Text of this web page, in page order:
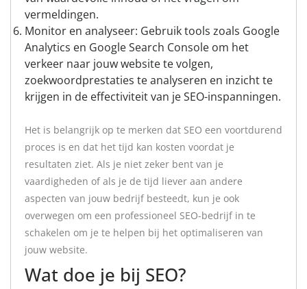
vermeldingen.
Monitor en analyseer: Gebruik tools zoals Google
Analytics en Google Search Console om het
verkeer naar jouw website te volgen,
zoekwoordprestaties te analyseren en inzicht te
krijgen in de effectiviteit van je SEO-inspanningen.
Het is belangrijk op te merken dat SEO een voortdurend
proces is en dat het tijd kan kosten voordat je
resultaten ziet. Als je niet zeker bent van je
vaardigheden of als je de tijd liever aan andere
aspecten van jouw bedrijf besteedt, kun je ook
overwegen om een professioneel SEO-bedrijf in te
schakelen om je te helpen bij het optimaliseren van
jouw website.
Wat doe je bij SEO?